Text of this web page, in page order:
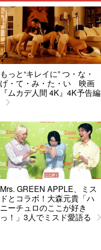
もっと“キレイに” つ・な・
げ・て・み・た・い 映画
『ムカデ人間 4K』4K予告編
Mrs. GREEN APPLE、ミス
ドとコラボ！大森元貴「ハ
ニーチュロのここが好き
っ！」3人でミスド愛語る